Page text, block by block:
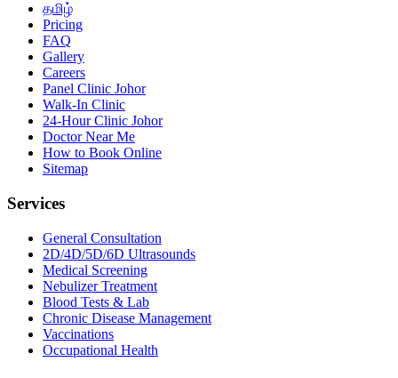
தமிழ்
Pricing
FAQ
Gallery
Careers
Panel Clinic Johor
Walk-In Clinic
24-Hour Clinic Johor
Doctor Near Me
How to Book Online
Sitemap
Services
General Consultation
2D/4D/5D/6D Ultrasounds
Medical Screening
Nebulizer Treatment
Blood Tests & Lab
Chronic Disease Management
Vaccinations
Occupational Health